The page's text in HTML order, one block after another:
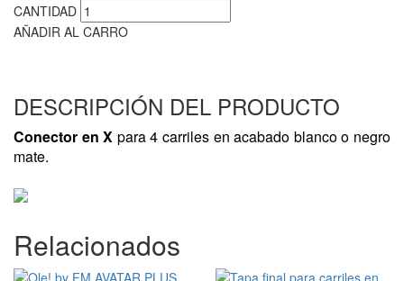
CANTIDAD
AÑADIR AL CARRO
DESCRIPCIÓN DEL PRODUCTO
Conector en X para 4 carriles en acabado blanco o negro
mate.
Relacionados